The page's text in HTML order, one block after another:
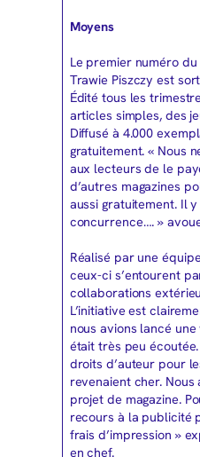
Moyens
Le premier numéro du
Trawie Piszczy est
Édité tous les
articles simples, des
Diffusé à 4.000
gratuitement. « Nous
aux lecteurs de le
d’autres magazines
aussi gratuitement. Il
concurrence…. »
Réalisé par une
ceux-ci s’entourent
collaborations
L’initiative est
nous avions lancé
était très peu
droits d’auteur pour
revenaient cher.
projet de magazine.
recours à la publicité
frais d’impression »
en chef.